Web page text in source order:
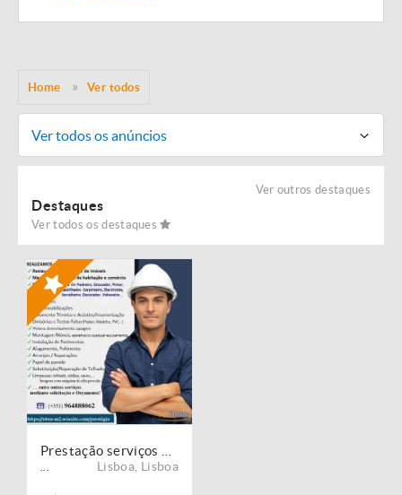
Home Ver todos
Ver todos os anúncios
Ver outros destaques
Destaques
Ver todos os destaques
Lisboa Lisboa